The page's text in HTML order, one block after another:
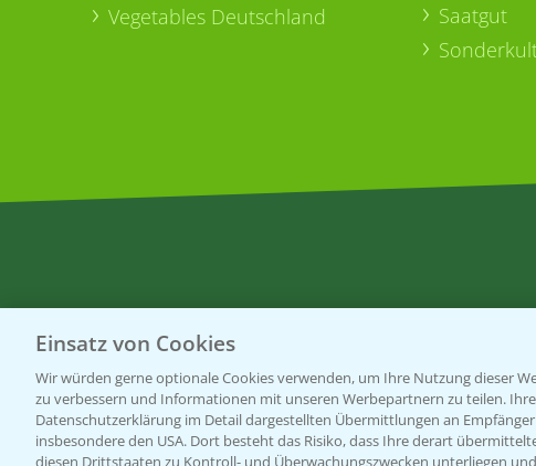
Vegetables Deutschland
Saatgut
Einsatz von Cookies
Wir würden gerne optionale Cookies verwenden, um Ihre Nutzung dieser
zu verbessern und Informationen mit unseren Werbepartnern zu teilen.
Datenschutzerklärung im Detail dargestellten Übermittlungen an
insbesondere den USA. Dort besteht das Risiko, dass Ihre derart
diesen Drittstaaten zu Kontroll- und Überwachungszwecken unterliegen